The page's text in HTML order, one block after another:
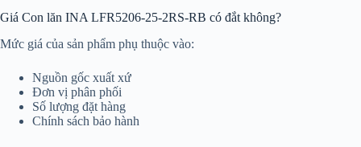
Giá Con lăn INA LFR5206-25-2RS-RB có đắt không?
Mức giá của sản phẩm phụ thuộc vào:
Nguồn gốc xuất xứ
Đơn vị phân phối
Số lượng đặt hàng
Chính sách bảo hành